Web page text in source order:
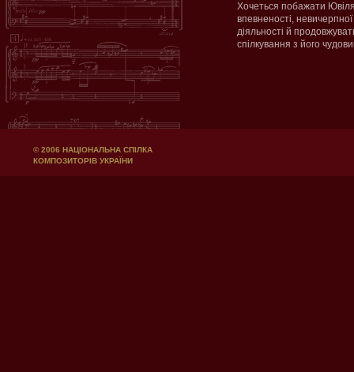
Хочеться побажати
впевненості, невичерпної
діяльності й
спілкування з його
© 2006 НАЦІОНАЛЬНА СПІЛКА
КОМПОЗИТОРІВ УКРАЇНИ